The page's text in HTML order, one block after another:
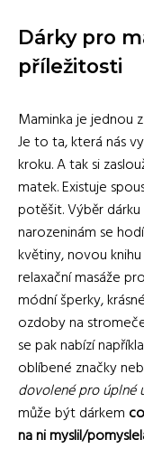
Dárky pro
příležitosti
Maminka je jednou z
Je to ta, která nás
kroku. A tak si
matek. Existuje
potěšit. Výběr
narozeninám se
květiny, novou
relaxační masáže
módní šperky,
ozdoby na
se pak nabízí
oblíbené značky
dovolené pro úplné
může být dárkem
na ni myslil/